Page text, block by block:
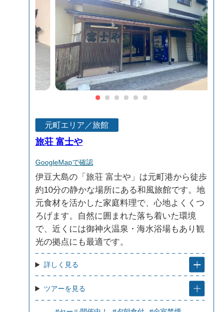
元町エリア／旅館
旅荘 富士や
GoogleMapで確認
伊豆大島の「旅荘 富士や」は元町港から徒歩
約10分の静かな場所にある和風旅館です。地
元食材を活かした家庭料理で、心地よくくつ
ろげます。自然に囲まれた落ち着いた環境
で、近くには御神火温泉・海水浴場もあり観
光の拠点にも最適です。
詳しく見る
ツアーを見る